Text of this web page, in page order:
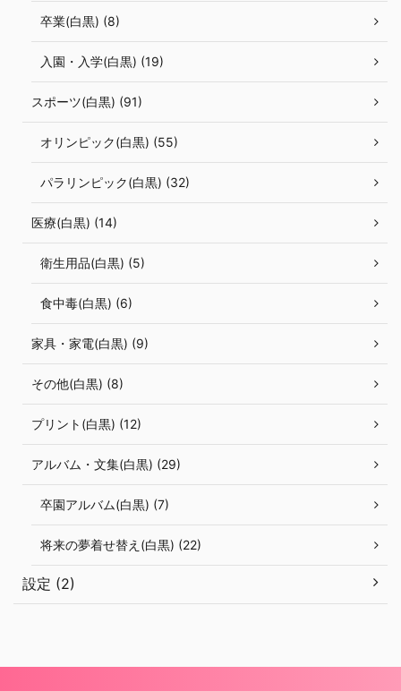
卒業(白黒) (8)
入園・入学(白黒) (19)
スポーツ(白黒) (91)
オリンピック(白黒) (55)
パラリンピック(白黒) (32)
医療(白黒) (14)
衛生用品(白黒) (5)
食中毒(白黒) (6)
家具・家電(白黒) (9)
その他(白黒) (8)
プリント(白黒) (12)
アルバム・文集(白黒) (29)
卒園アルバム(白黒) (7)
将来の夢着せ替え(白黒) (22)
設定 (2)